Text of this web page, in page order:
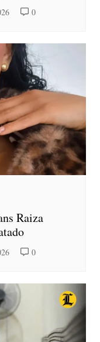
0
Raiza
0